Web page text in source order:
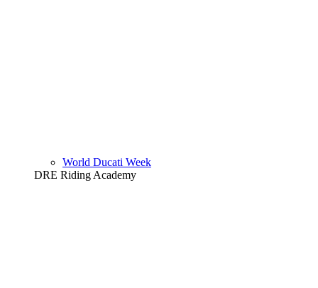
World Ducati Week
DRE Riding Academy